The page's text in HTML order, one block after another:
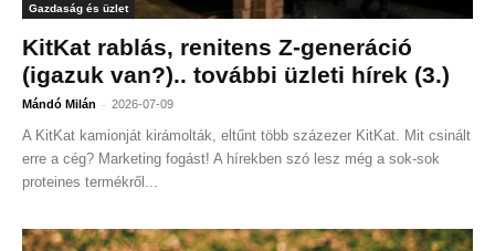
Gazdaság és üzlet
KitKat rablás, renitens Z-generáció
(igazuk van?).. további üzleti hírek (3.)
Mándó Milán - 2026-07-09
A KitKat kamionját kirámolták, eltűnt több százezer KitKat. Mit csinált
erre a cég? Marketing fogást! A hírekben szó lesz még a sok-sok
proteines termékről...